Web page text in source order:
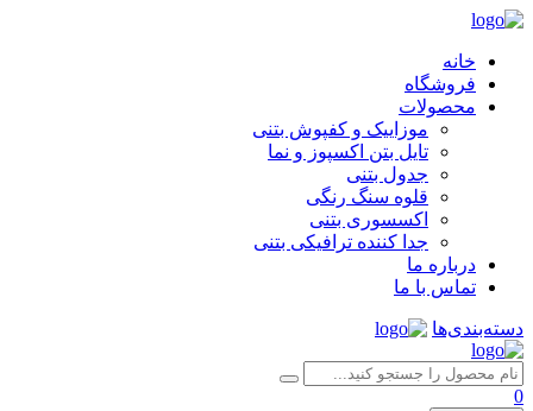
خانه
فروشگاه
محصولات
موزاییک و کفپوش بتنی
تایل بتن اکسپوز و نما
جدول بتنی
قلوه سنگ رنگی
اکسسوری بتنی
جدا کننده ترافیکی بتنی
درباره ما
تماس با ما
دسته‌بندی‌ها
0